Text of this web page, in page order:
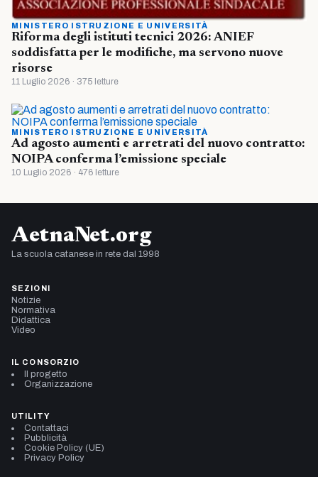
MINISTERO ISTRUZIONE E UNIVERSITÀ
Riforma degli istituti tecnici 2026: ANIEF
soddisfatta per le modifiche, ma servono nuove
risorse
11 Luglio 2026 · 375 letture
MINISTERO ISTRUZIONE E UNIVERSITÀ
Ad agosto aumenti e arretrati del nuovo contratto:
NOIPA conferma l’emissione speciale
10 Luglio 2026 · 476 letture
AetnaNet.org
La scuola catanese in rete dal 1998
SEZIONI
Notizie
Normativa
Didattica
Video
IL CONSORZIO
Il progetto
Organizzazione
UTILITY
Contattaci
Pubblicità
Cookie Policy (UE)
Privacy Policy